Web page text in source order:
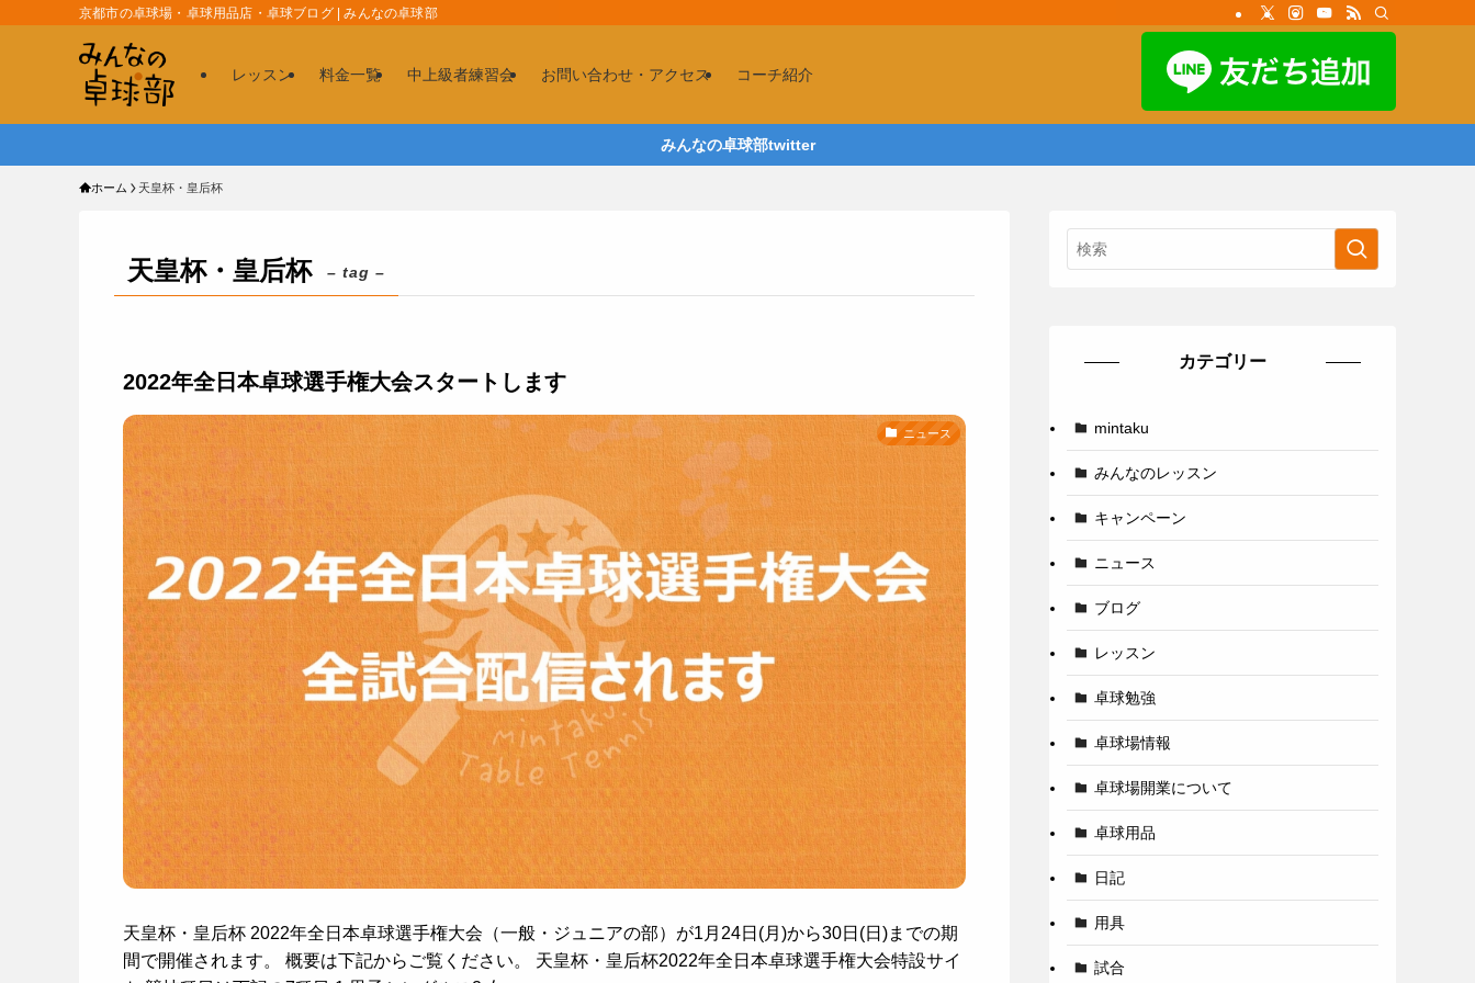
京都市の卓球場・卓球用品店・卓球ブログ | みんなの卓球部
レッスン 料金一覧 中上級者練習会 お問い合わせ・アクセス コーチ紹介
みんなの卓球部twitter
ホーム 天皇杯・皇后杯
天皇杯・皇后杯 – tag –
2022年全日本卓球選手権大会スタートします
ニュース
天皇杯・皇后杯 2022年全日本卓球選手権大会（一般・ジュニアの部）が1月24日(月)から30日(日)までの期
間で開催されます。 概要は下記からご覧ください。 天皇杯・皇后杯2022年全日本卓球選手権大会特設サイ
カテゴリー
mintaku
みんなのレッスン
キャンペーン
ニュース
ブログ
レッスン
卓球勉強
卓球場情報
卓球場開業について
卓球用品
日記
用具
試合